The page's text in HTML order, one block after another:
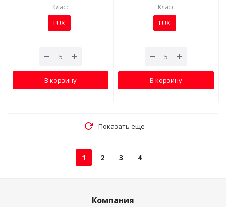
Класс
LUX
В корзину
Класс
LUX
В корзину
Показать еще
1 2 3 4
Компания